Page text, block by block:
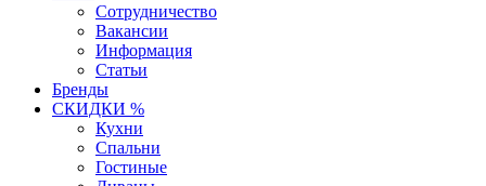
Сотрудничество
Вакансии
Информация
Статьи
Бренды
СКИДКИ %
Кухни
Спальни
Гостиные